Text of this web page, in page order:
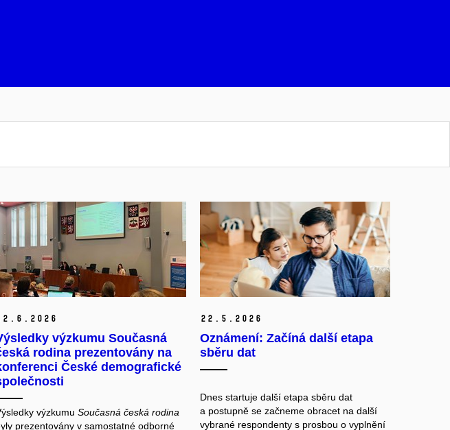
6. 2026
výzkumu Současná
rodina prezentovány na
České demografické
výzkumu Současná česká rodina
prezentovány v samostatné odborné
22. 5. 2026
Oznámení: Začíná další etapa
sběru dat
Dnes startuje další etapa sběru dat
a postupně se začneme obracet na další
vybrané respondenty s prosbou o vyplnění